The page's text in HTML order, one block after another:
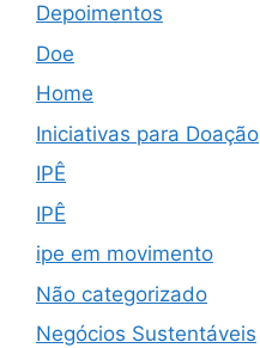
Depoimentos
Doe
Home
Iniciativas para Doação
IPÊ
IPÊ
ipe em movimento
Não categorizado
Negócios Sustentáveis